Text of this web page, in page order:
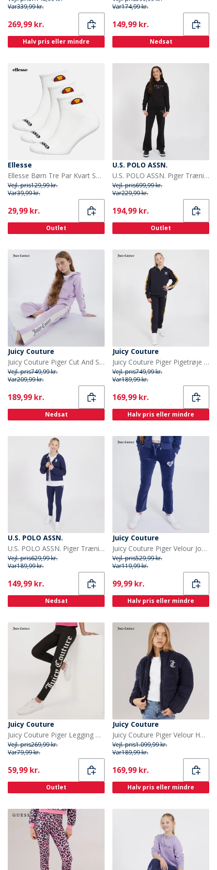
Var339,99 kr.
Current
269,99 kr.
Halv pris eller mindre
Var174,99 kr.
Current
149,99 kr.
Nedsat
Ellesse
Ellesse Børn Tre Par Kvart Sokker Hvid
Vejl. pris129,99 kr.
Var39,99 kr.
Current
29,99 kr.
Outlet
U.S. POLO ASSN.
U.S. POLO ASSN. Piger Træningstøj Sort
Vejl. pris699,99 kr.
Var229,99 kr.
Current
194,99 kr.
Outlet
Juicy Couture
Juicy Couture Piger Cut And Sew Træningstøj lilla
Vejl. pris749,99 kr.
Var209,99 kr.
Current
189,99 kr.
Nedsat
Juicy Couture
Juicy Couture Piger Pigetrøje med Glimmerstriber og Lynlås Træningssæt Nattehimmel
Vejl. pris749,99 kr.
Var189,99 kr.
Current
169,99 kr.
Halv pris eller mindre
U.S. POLO ASSN.
U.S. POLO ASSN. Piger Træningstøj Blå
Vejl. pris629,99 kr.
Var189,99 kr.
Current
149,99 kr.
Nedsat
Juicy Couture
Juicy Couture Piger Velour Joggingbukser Blå
Vejl. pris529,99 kr.
Var119,99 kr.
Current
99,99 kr.
Halv pris eller mindre
Juicy Couture
Juicy Couture Piger Legging Gamachebukser Sort
Vejl. pris269,99 kr.
Var79,99 kr.
Current
59,99 kr.
Outlet
Juicy Couture
Juicy Couture Piger Velour Hættetrøje Pufferjakke Nattehimmel
Vejl. pris1.099,99 kr.
Var189,99 kr.
Current
169,99 kr.
Halv pris eller mindre